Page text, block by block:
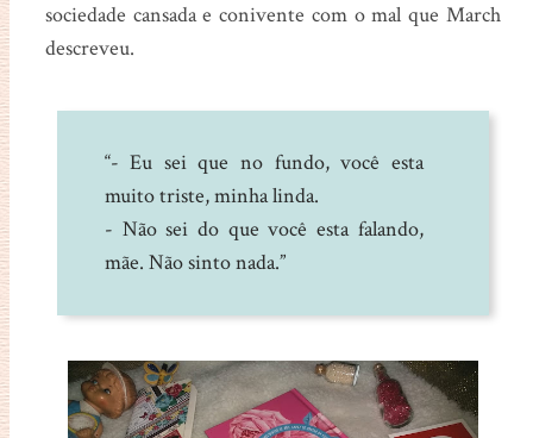
sociedade cansada e conivente com o mal que March
descreveu.
“- Eu sei que no fundo, você esta
muito triste, minha linda.
- Não sei do que você esta falando,
mãe. Não sinto nada.”